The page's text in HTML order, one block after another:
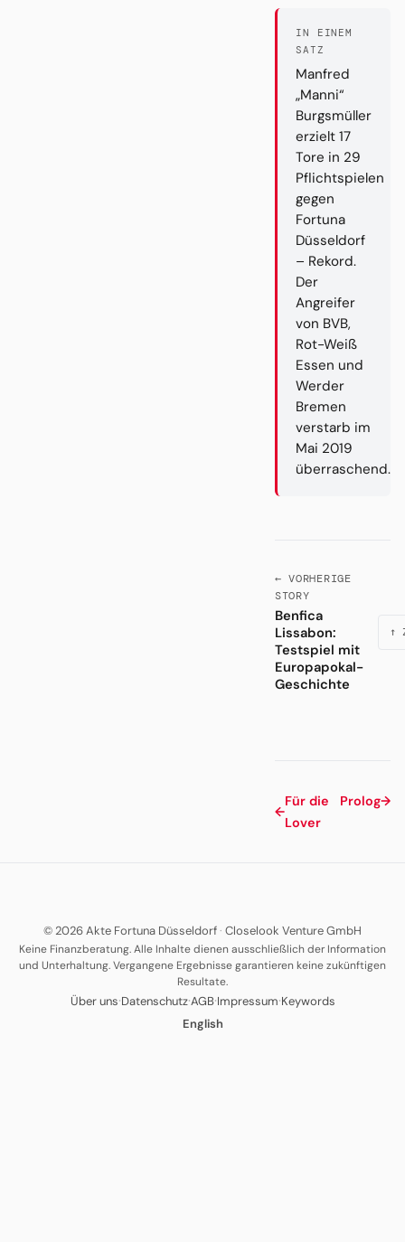
IN EINEM
SATZ
Manfred
„Manni“
Burgsmüller
erzielt 17
Tore in 29
Pflichtspielen
gegen
Fortuna
Düsseldorf
– Rekord.
Der
Angreifer
von BVB,
Rot-Weiß
Essen und
Werder
Bremen
verstarb im
Mai 2019
überraschend.
← VORHERIGE
STORY
Benfica
Lissabon:
Testspiel mit
Europapokal-
Geschichte
↑
←
Für die
Lover
Prolog→
© 2026 Akte Fortuna Düsseldorf· Closelook Venture GmbH
Keine Finanzberatung. Alle Inhalte dienen ausschließlich der Information
und Unterhaltung. Vergangene Ergebnisse garantieren keine zukünftigen
Resultate.
Über uns·Datenschutz·AGB·Impressum·Keywords
English